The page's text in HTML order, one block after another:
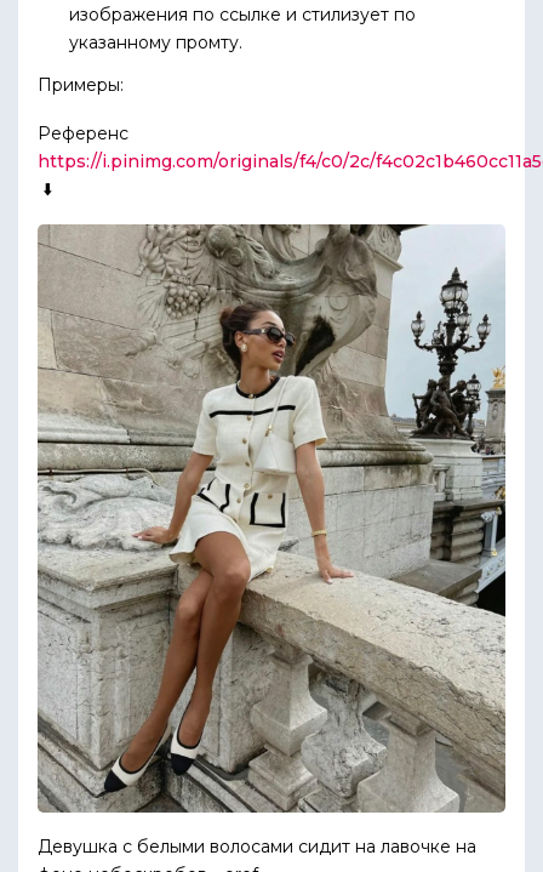
изображения по ссылке и стилизует по
указанному промту.
Примеры:
Референс
https://i.pinimg.com/originals/f4/c0/2c/
⬇️
Девушка с белыми волосами сидит на лавочке на